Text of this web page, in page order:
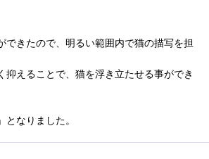
きたので、明るい範囲内で猫の描写を担
えることで、猫を浮き立たせる事ができ
なりました。